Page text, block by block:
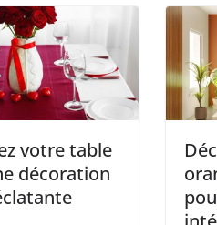
votre table
décoration